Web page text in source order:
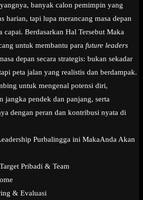
banyak calon pemimpin yang
harian, tapi lupa merancang masa depan
capai. Berdasarkan Hal Tersebut Maka
untuk membantu para future leaders
depan secara strategis: bukan sekadar
peta jalan yang realistis dan berdampak.
untuk mengenal potensi diri,
jangka pendek dan panjang, serta
dengan peran dan kontribusi nyata di
Purbalingga ini MakaAnda Akan
Pribadi & Team
& Evaluasi